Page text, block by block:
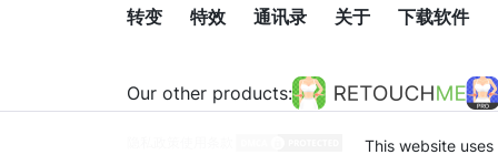
转变 特效 通讯录 关于 下载软件
Our other products:
This website